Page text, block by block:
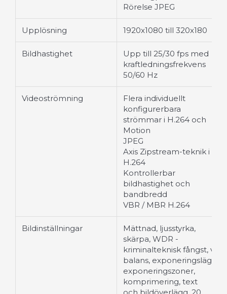
Rörelse JPEG
Upplösning 1920x1080 till 320x180
Bildhastighet
Upp till 25/30 fps med
kraftledningsfrekvens
50/60 Hz
Videoströmning
Flera individuellt
konfigurerbara
strömmar i H.264 och
Motion
JPEG
Axis Zipstream-teknik i
H.264
Kontrollerbar
bildhastighet och
bandbredd
VBR / MBR H.264
Bildinställningar
Mättnad, ljusstyrka,
skärpa, WDR -
kriminalteknisk fångst, vit
balans, exponeringsläge,
exponeringszoner,
komprimering, text